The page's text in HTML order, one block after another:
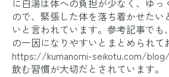
に白湯は体への負担が少なく、ゆっ
ので、緊張した体を落ち着かせたい
いと言われています。参考記事でも
の一因になりやすいとまとめられて
https://kumanomi-seikotu.com/
飲む習慣が大切だとされています。